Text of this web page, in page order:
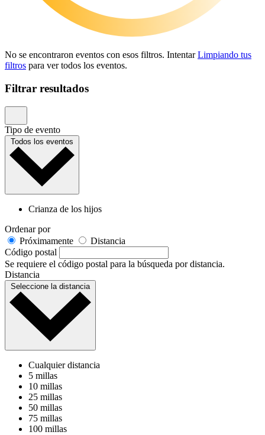
No se encontraron eventos con esos filtros. IntentarLimpiando tus
filtros para ver todos los eventos.
Filtrar resultados
Tipo de evento
Todos los eventos
Crianza de los hijos
Ordenar por
Próximamente
Distancia
Código postal
Se requiere el código postal para la búsqueda por distancia.
Distancia
Seleccione la distancia
Cualquier distancia
5 millas
10 millas
25 millas
50 millas
75 millas
100 millas